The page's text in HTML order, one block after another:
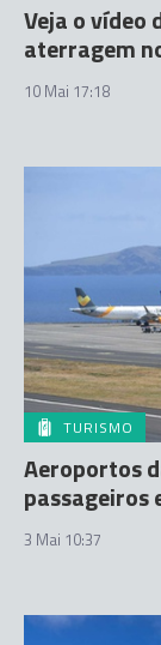
Veja o vídeo
aterragem
10 Mai 17:18
TURISMO
Aeroportos
passageiros
3 Mai 10:37